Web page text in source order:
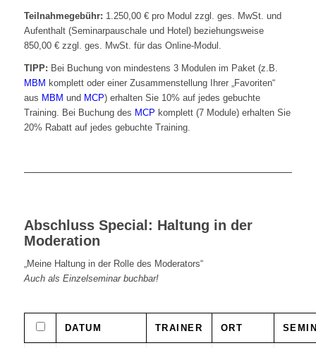
Teilnahmegebühr: 1.250,00 € pro Modul zzgl. ges. MwSt. und
Aufenthalt (Seminarpauschale und Hotel) beziehungsweise
850,00 € zzgl. ges. MwSt. für das Online-Modul.
TIPP: Bei Buchung von mindestens 3 Modulen im Paket (z.B.
MBM komplett oder einer Zusammenstellung Ihrer „Favoriten“
aus MBM und MCP) erhalten Sie 10% auf jedes gebuchte
Training. Bei Buchung des MCP komplett (7 Module) erhalten Sie
20% Rabatt auf jedes gebuchte Training.
Abschluss Special: Haltung in der
Moderation
„Meine Haltung in der Rolle des Moderators“
Auch als Einzelseminar buchbar!
DATUM TRAINER ORT